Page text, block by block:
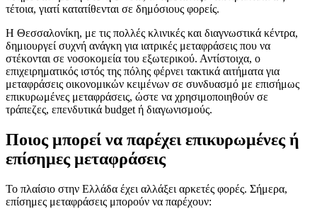
τέτοια, γιατί κατατίθενται σε δημόσιους φορείς.
Η Θεσσαλονίκη, με τις πολλές κλινικές και διαγνωστικά κέντρα,
δημιουργεί συχνή ανάγκη για ιατρικές μεταφράσεις που να
στέκονται σε νοσοκομεία του εξωτερικού. Αντίστοιχα, ο
επιχειρηματικός ιστός της πόλης φέρνει τακτικά αιτήματα για
μεταφράσεις οικονομικών κειμένων σε συνδυασμό με επισήμως
επικυρωμένες μεταφράσεις, ώστε να χρησιμοποιηθούν σε
τράπεζες, επενδυτικά budget ή διαγωνισμούς.
Ποιος μπορεί να παρέχει επικυρωμένες ή
επίσημες μεταφράσεις
Το πλαίσιο στην Ελλάδα έχει αλλάξει αρκετές φορές. Σήμερα,
επίσημες μεταφράσεις μπορούν να παρέχουν: